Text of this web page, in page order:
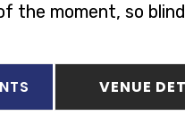
the moment, so
VENUE